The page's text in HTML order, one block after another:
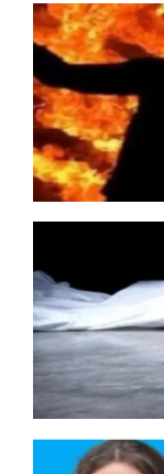
जीवन मंत्रा
फूड
सेहत
ब्‍यूटी
शिक्षा
अन्य खबरें